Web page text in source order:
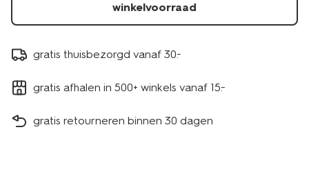
winkelvoorraad
gratis thuisbezorgd vanaf 30.-
gratis afhalen in 500+ winkels vanaf 15.-
gratis retourneren binnen 30 dagen